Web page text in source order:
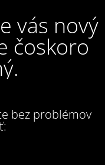
vás nový
čoskoro
bez problémov